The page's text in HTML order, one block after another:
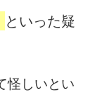
といった疑
怪しいとい